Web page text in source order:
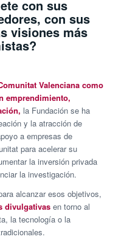
con sus
con sus
visiones más
Valenciana como
emprendimiento,
la Fundación se ha
y la atracción de
a empresas de
para acelerar su
la inversión privada
la investigación.
alcanzar esos objetivos,
divulgativasen torno al
la tecnología o la